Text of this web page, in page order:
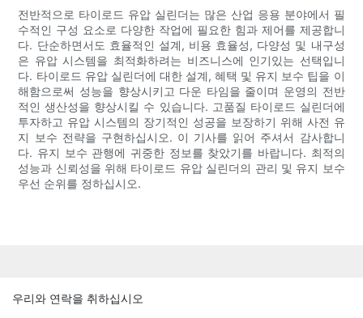
전반적으로 타이로드 유압 실린더는 많은 산업 응용 분야에서 필
수적인 구성 요소로 다양한 작업에 필요한 힘과 제어를 제공합니
다. 단순하면서도 효율적인 설계, 비용 효율성, 다양성 및 내구성
은 유압 시스템을 최적화하려는 비즈니스에 인기있는 선택입니
다. 타이로드 유압 실린더에 대한 설계, 혜택 및 유지 보수 팁을 이
해함으로써 성능을 향상시키고 다운 타임을 줄이며 운영의 전반
적인 생산성을 향상시킬 수 있습니다. 고품질 타이로드 실린더에
투자하고 유압 시스템의 장기적인 성공을 보장하기 위해 사전 유
지 보수 전략을 구현하십시오. 이 기사를 읽어 주셔서 감사합니
다. 유지 보수 관행에 귀중한 정보를 찾았기를 바랍니다. 최적의
성능과 신뢰성을 위해 타이로드 유압 실린더의 관리 및 유지 보수
우선 순위를 정하십시오.
우리와 연락을 취하십시오